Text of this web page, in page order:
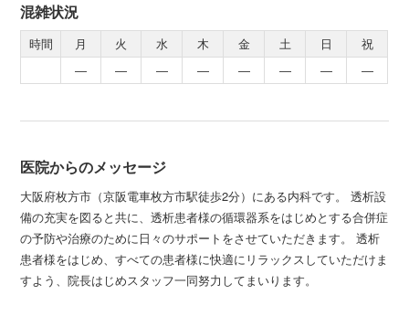
混雑状況
時間 月 火 水 木 金 土 日
祝
―
― ― ― ― ― ― ―
医院からのメッセージ
大阪府枚方市（京阪電車枚方市駅徒歩2分）にある内科です。 透析設
備の充実を図ると共に、透析患者様の循環器系をはじめとする合併症
の予防や治療のために日々のサポートをさせていただきます。 透析
患者様をはじめ、すべての患者様に快適にリラックスしていただけま
すよう、院長はじめスタッフ一同努力してまいります。